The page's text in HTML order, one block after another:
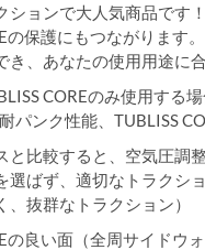
ションで大人気商品です
の保護にもつながります
き、あなたの使用用途に
COREのみ使用する
パンク性能、TUBLISS
と比較すると、空気圧調
選ばず、適切なトラクシ
、抜群なトラクション）
の良い面（全周サイドウ